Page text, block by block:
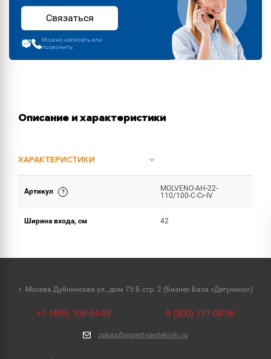
Связаться
Можно написать или
позвонить
Описание и характеристики
ХАРАКТЕРИСТИКИ
ОБЪЕМ ПОСТАВКИ (3)
Артикул
MOLVENO-AH-22-
110/100-C-Cr-IV
Ширина входа, см 42
г. Москва Дубнинская ул., дом 75 Б стр. 2 (Бизнес База «Дегунино»)
+7 (495) 108-54-05 8 (800) 777-08-96
zakaz@expert-santehniki.ru